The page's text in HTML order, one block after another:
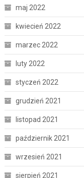
maj 2022
kwiecień 2022
marzec 2022
luty 2022
styczeń 2022
grudzień 2021
listopad 2021
październik 2021
wrzesień 2021
sierpień 2021